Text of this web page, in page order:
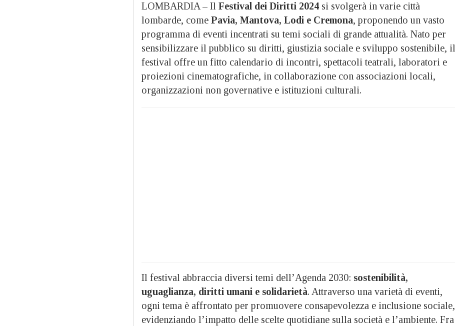
LOMBARDIA – Il Festival dei Diritti 2024 si svolgerà in varie città
lombarde, come Pavia, Mantova, Lodi e Cremona, proponendo un vasto
programma di eventi incentrati su temi sociali di grande attualità. Nato per
sensibilizzare il pubblico su diritti, giustizia sociale e sviluppo sostenibile, il
festival offre un fitto calendario di incontri, spettacoli teatrali, laboratori e
proiezioni cinematografiche, in collaborazione con associazioni locali,
organizzazioni non governative e istituzioni culturali.
Il festival abbraccia diversi temi dell’Agenda 2030: sostenibilità,
uguaglianza, diritti umani e solidarietà. Attraverso una varietà di eventi,
ogni tema è affrontato per promuovere consapevolezza e inclusione sociale,
evidenziando l’impatto delle scelte quotidiane sulla società e l’ambiente. Fra